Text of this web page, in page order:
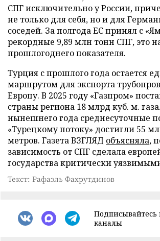
СПГ исключительно у России,
не только для себя, но и для
соседей. За полгода ЕС принял с
рекордные 9,89 млн тонн СПГ, это
прошлогоднего показателя.
Турция с прошлого года остается
маршрутом для экспорта
Европу. В 2025 году «Газпром»
страны региона 18 млрд куб. м.
нынешнего года среднесуточные
«Турецкому потоку» достигли 55
метров. Газета ВЗГЛЯД объясняла,
зависимость от СПГ сделала
государства критически
Текст: Рафаэль Фахрутдинов
каналы